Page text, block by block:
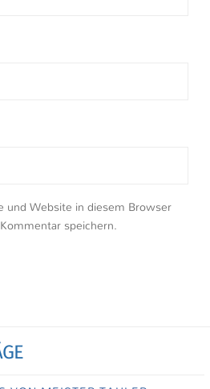
und Website in diesem Browser
speichern.